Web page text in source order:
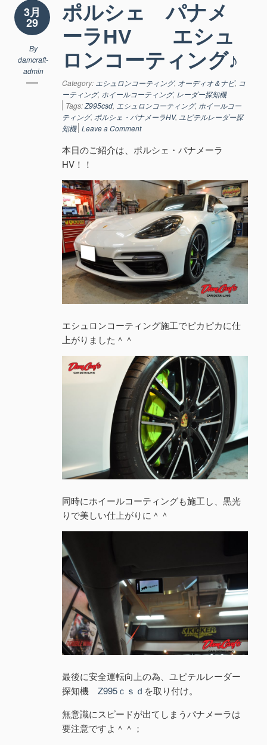
3月
29
By
damcraft-
admin
ポルシェ パナメ
ーラHV エシュ
ロンコーティング♪
Category: エシュロンコーティング, オーディオ＆ナビ, コ
ーティング, ホイールコーティング, レーダー探知機
Tags:Z995csd, エシュロンコーティング, ホイールコー
ティング, ポルシェ・パナメーラHV, ユピテルレーダー探
知機 Leave a Comment
本日のご紹介は、ポルシェ・パナメーラ
HV！！
エシュロンコーティング施工でピカピカに仕
上がりました＾＾
同時にホイールコーティングも施工し、黒光
りで美しい仕上がりに＾＾
最後に安全運転向上の為、ユピテルレーダー
探知機 Z995ｃｓｄ を取り付け。
無意識にスピードが出てしまうパナメーラは
要注意ですよ＾＾；